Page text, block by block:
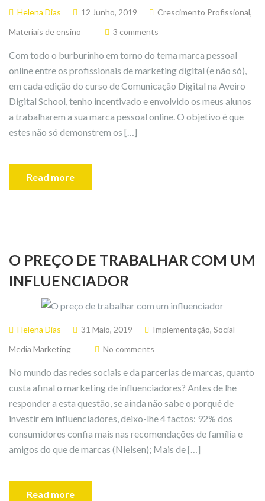
Helena Dias 12 Junho, 2019 Crescimento Profissional,
Materiais de ensino
3 comments
Com todo o burburinho em torno do tema marca pessoal
online entre os profissionais de marketing digital (e não só),
em cada edição do curso de Comunicação Digital na Aveiro
Digital School, tenho incentivado e envolvido os meus alunos
a trabalharem a sua marca pessoal online. O objetivo é que
estes não só demonstrem os […]
Read more
O PREÇO DE TRABALHAR COM UM
INFLUENCIADOR
Helena Dias 31 Maio, 2019 Implementação, Social
Media Marketing
No comments
No mundo das redes sociais e da parcerias de marcas, quanto
custa afinal o marketing de influenciadores? Antes de lhe
responder a esta questão, se ainda não sabe o porquê de
investir em influenciadores, deixo-lhe 4 factos: 92% dos
consumidores confia mais nas recomendações de família e
amigos do que de marcas (Nielsen); Mais de […]
Read more